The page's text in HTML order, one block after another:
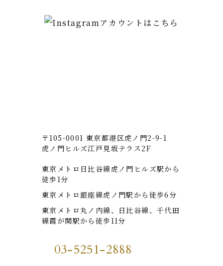
〒105-0001 東京都港区虎ノ門2-9-1
虎ノ門ヒルズ江戸見坂テラス2F
東京メトロ日比谷線虎ノ門ヒルズ駅から
徒歩1分
東京メトロ銀座線虎ノ門駅から徒歩6分
東京メトロ丸ノ内線、日比谷線、千代田
線霞が関駅から徒歩11分
03-5251-2888